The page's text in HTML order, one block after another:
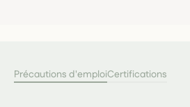
Précautions d'emploiCertifications